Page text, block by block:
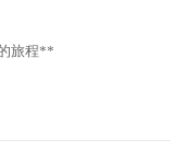
旅程**